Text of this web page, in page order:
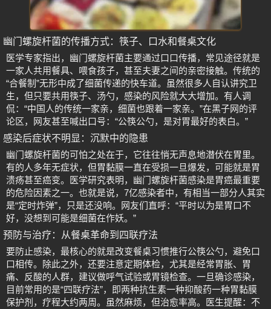
幽门螺旋杆菌的传播方式：筷子、口水和餐桌文化
医学专家指出，幽门螺旋杆菌主要通过口口传播，常见途径就是
一家人共用餐具、喂食孩子，甚至夫妻之间的亲密接触。传统的
“合餐制”无形中成了细菌传递的快车道。虽然很多人自认讲究卫
生，但只要共用筷子、汤勺，感染的风险就大大增加。有人调
侃：“中国人的传统一家亲，细菌也跟着一家亲。”在黑子网的评
论区，网友甚至喊出口号：“公筷公勺，是对胃最好的表白。”
感染后症状不明显：沉默中的隐患
幽门螺旋杆菌的可怕之处在于，它往往悄无声息地潜伏在胃里。
有的人多年无症状，但胃黏膜一直在受损一旦爆发，可能就是胃
溃疡甚至癌变。医学研究表明，幽门螺旋杆菌感染是胃癌最重要
的危险因素之一。也就是说，7亿感染者中，有相当一部分人其实
是“定时炸弹”，只是还没响。网友们直呼：“平时以为是胃口不
好，没想到可能是细菌在作妖。”
预防与治疗：从餐桌革命到四联疗法
要防止感染，最核心的就是改变餐桌习惯推行公筷公勺，避免口
口相传。除此之外，还要注意定期体检，尤其是经常胃胀、胃
痛、反酸的人群，建议做呼气试验或胃镜检查。一旦确诊感染，
目前常用的是“四联疗法”，即两种抗生素一种抑酸药一种胃黏膜
保护剂，疗程大约两周。虽然麻烦，但治愈率高。医生提醒：不